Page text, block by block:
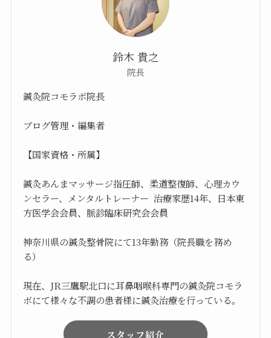
鈴木 貴之
院長
鍼灸院コモラボ院長
ブログ管理・編集者
【国家資格・所属】
鍼灸あんまマッサージ指圧師、柔道整復師、心理カウ
ンセラー、メンタルトレーナー 治療家歴14年、日本東
方医学会会員、脈診臨床研究会会員
神奈川県の鍼灸整骨院にて13年勤務（院長職を務め
る）
現在、JR三鷹駅北口に耳鼻咽喉科専門の鍼灸院コモラ
ボにて様々な不調の患者様に鍼灸治療を行っている。
スタッフ紹介